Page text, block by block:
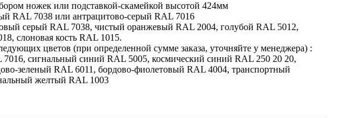
ножек или подставкой-скамейкой высотой 424мм
RAL 7038 или антрацитово-серый RAL 7016
серый RAL 7038, чистый оранжевый RAL 2004, голубой RAL 5012,
слоновая кость RAL 1015.
цветов (при определенной сумме заказа, уточняйте у менеджера) :
7016, сигнальный синий RAL 5005, космический синий RAL 250 20 20,
зеленый RAL 6011, бордово-фиолетовый RAL 4004, транспортный
желтый RAL 1003